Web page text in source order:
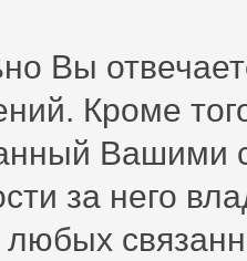
Вы
Кроме
Вашими
за него
любых